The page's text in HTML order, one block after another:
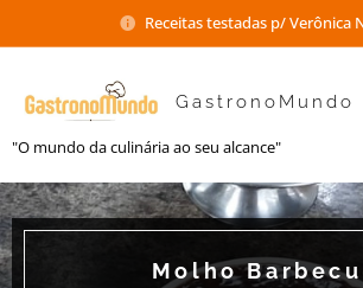
Receitas testadas p/ Verônica
GastronoMundo
"O mundo da culinária ao seu alcance"
Molho